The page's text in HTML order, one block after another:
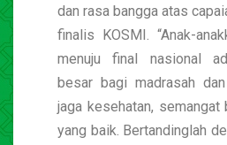
dan rasa bangga atas
finalis KOSMI. “Anak-
menuju final nasional
besar bagi madrasah
jaga kesehatan, semangat
yang baik. Bertandinglah